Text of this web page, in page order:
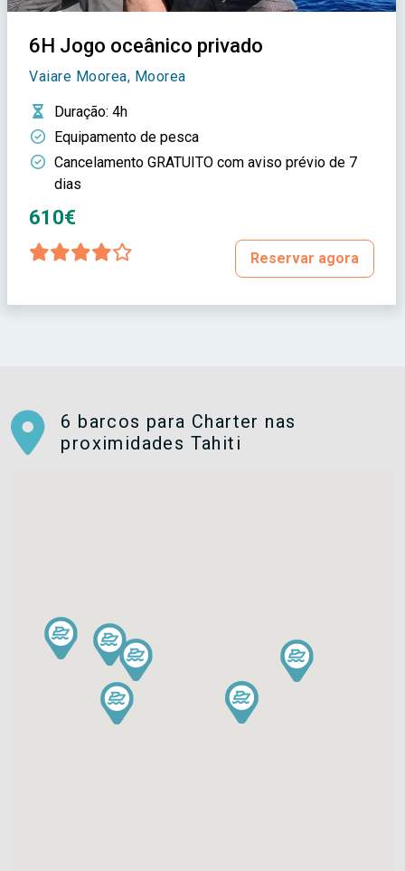
6H Jogo oceânico privado
Vaiare Moorea, Moorea
Duração: 4h
Equipamento de pesca
Cancelamento GRATUITO com aviso prévio de 7
dias
610€
Reservar agora
6 barcos para Charter nas
proximidades Tahiti